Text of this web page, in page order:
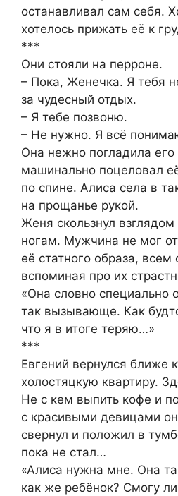
останавливал сам себя.
хотелось прижать её к
***
Они стояли на перроне.
– Пока, Женечка. Я тебя
за чудесный отдых.
– Я тебе позвоню.
– Не нужно. Я всё
Она нежно погладила
машинально поцеловал
по спине. Алиса села в
на прощанье рукой.
Женя скользнул
ногам. Мужчина не мог
её статного образа,
вспоминая про их
«Она словно специально
так вызывающе. Как
что я в итоге теряю…»
***
Евгений вернулся ближе
холостяцкую квартиру.
Не с кем выпить кофе и
с красивыми девицами
свернул и положил в
пока не стал…
«Алиса нужна мне. Она
как же ребёнок? Смогу